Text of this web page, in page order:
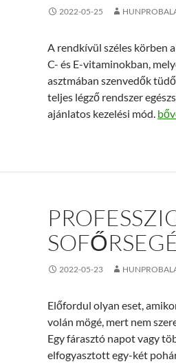
2022-05-25
A rendkívül széles körben
C- és E-vitaminokban,
asztmában szenvedők
teljes légző rendszer
ajánlatos kezelési mód.
2022-05-23
Előfordul olyan eset,
volán mögé, mert nem
Egy fárasztó napot vagy
elfogyasztott egy-két